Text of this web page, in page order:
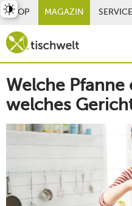
SHOP MAGAZIN SERVICE
Welche
welches
umschalten